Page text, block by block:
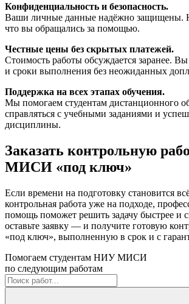
Конфиденциальность и безопасность.
Ваши личные данные надёжно защищены.
что вы обращались за помощью.
Честные цены без скрытых платежей.
Стоимость работы обсуждается заранее. Вы
и сроки выполнения без неожиданных
Поддержка на всех этапах обучения.
Мы помогаем студентам дистанционного
справляться с учебными заданиями и
дисциплины.
Заказать контрольную
МИСИ «под ключ»
Если времени на подготовку становится
контрольная работа уже на подходе,
помощь поможет решить задачу быстрее и
оставьте заявку — и получите готовую
«под ключ», выполненную в срок и с
Помогаем студентам НИУ МИСИ
по следующим работам